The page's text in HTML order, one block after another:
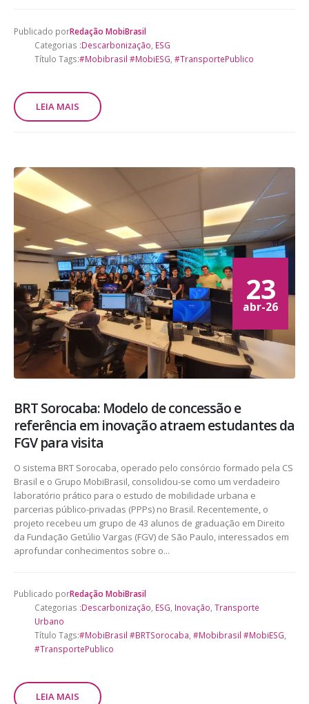
Publicado porRedação MobiBrasil
Categorias :Descarbonização ESG
Título Tags:#Mobibrasil #MobiESG #TransportePublico
LEIA MAIS
23
abr-26
BRT Sorocaba: Modelo de concessão e
referência em inovação atraem estudantes da
FGV para visita
O sistema BRT Sorocaba, operado pelo consórcio formado pela CS
Brasil e o Grupo MobiBrasil, consolidou-se como um verdadeiro
laboratório prático para o estudo de mobilidade urbana e
parcerias público-privadas (PPPs) no Brasil. Recentemente, o
projeto recebeu um grupo de 43 alunos de graduação em Direito
da Fundação Getúlio Vargas (FGV) de São Paulo, interessados em
aprofundar conhecimentos sobre o...
Publicado porRedação MobiBrasil
Categorias :Descarbonização, ESG, Inovação, Transporte
Urbano
Título Tags:#MobiBrasil #BRTSorocaba, #Mobibrasil #MobiESG,
#TransportePublico
LEIA MAIS